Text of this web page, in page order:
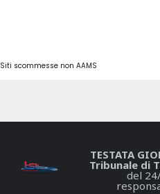
Siti scommesse non AAMS
TESTATA
Tribunale di
del